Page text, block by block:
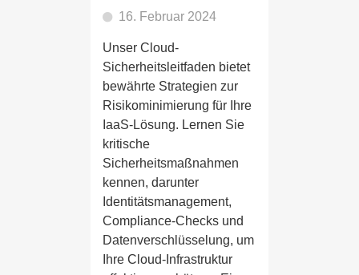
16. Februar 2024
Unser Cloud-
Sicherheitsleitfaden bietet
bewährte Strategien zur
Risikominimierung für Ihre
IaaS-Lösung. Lernen Sie
kritische
Sicherheitsmaßnahmen
kennen, darunter
Identitätsmanagement,
Compliance-Checks und
Datenverschlüsselung, um
Ihre Cloud-Infrastruktur